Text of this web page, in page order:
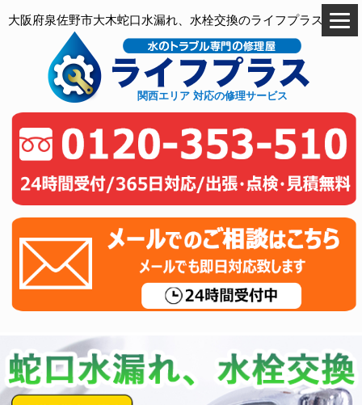
大阪府泉佐野市大木蛇口水漏れ、水栓交換のライフプラス
関西エリア 対応の修理サービス